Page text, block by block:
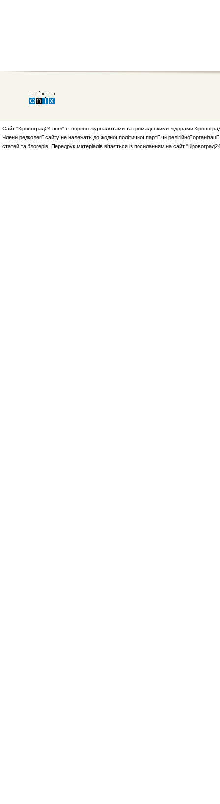
Сайт "Кіровоград24.com" створено журналістами та громадськими лідерами
Члени редколегії сайту не належать до жодної політичної партії чи релігійної
статей та блогерів. Передрук матеріалів вітається із посиланням на сайт